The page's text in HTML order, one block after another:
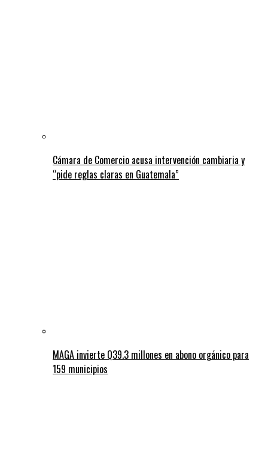
Cámara de Comercio acusa intervención cambiaria y
“pide reglas claras en Guatemala”
MAGA invierte Q39.3 millones en abono orgánico para
159 municipios